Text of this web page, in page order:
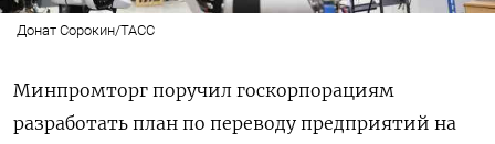
Донат Сорокин/ТАСС
Минпромторг поручил госкорпорациям
разработать план по переводу предприятий на